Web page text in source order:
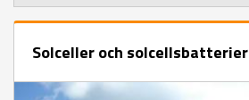
Solceller och solcellsbatterier